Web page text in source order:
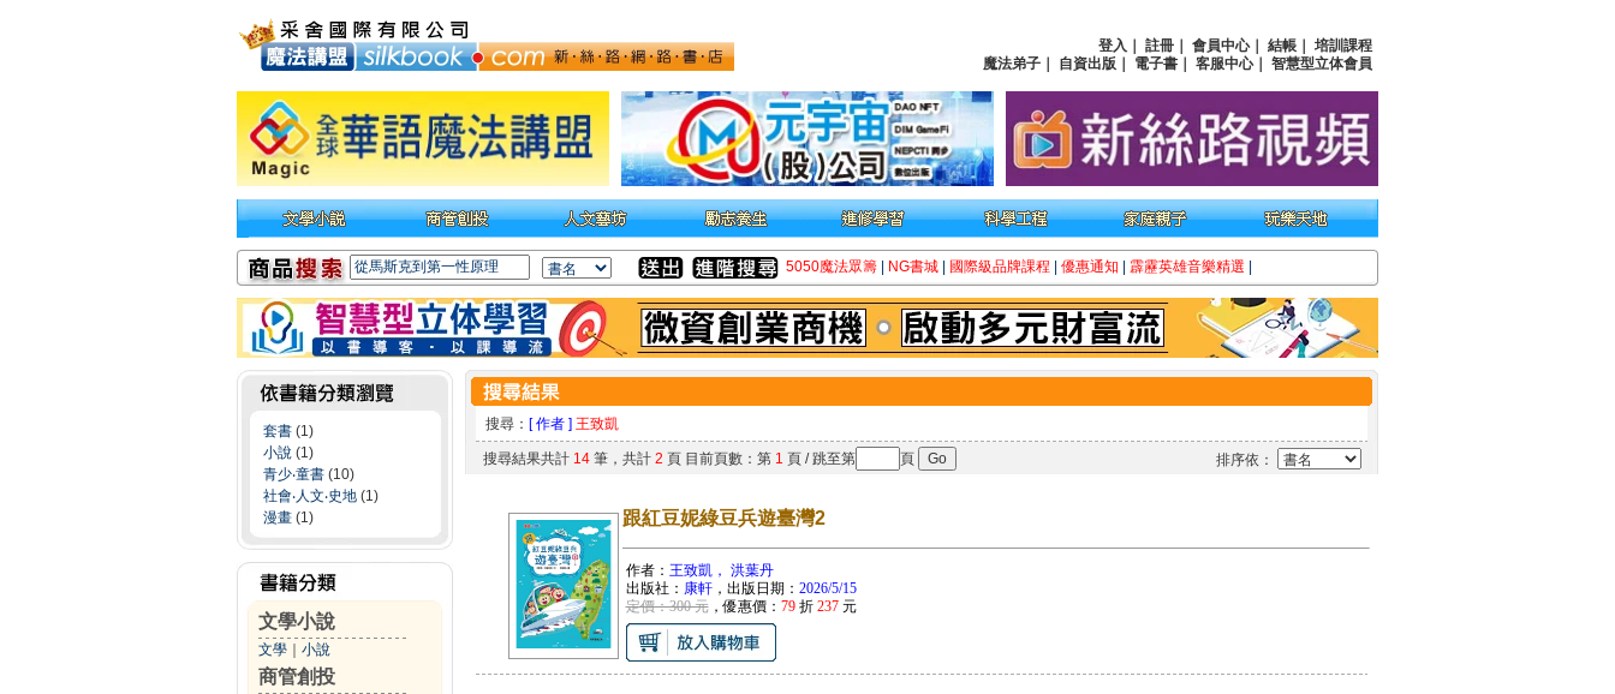
登入 註冊 會員中心｜ 結帳
培訓課程
魔法弟子
自資出版 電子書 客服中心｜ 智慧型立体會員
5050魔法眾籌 NG書城 國際級品牌課程 優惠通知 霹靂英雄音樂精選
套書 (1)
小說 (1)
青少‧童書 (10)
社會‧人文‧史地 (1)
漫畫 (1)
文學小說
文學 小說
商管創投
搜尋： [ 作者 ] 王致凱
搜尋結果共計 14筆，共計 2 頁 目前頁數：第 1 頁 / 跳至第 頁 排序依：
跟紅豆妮綠豆兵遊臺灣2
作者： 王致凱， 洪葉丹
出版社： 康軒，出版日期： 2026/5/15
定價：300 元，優惠價： 79折 237元